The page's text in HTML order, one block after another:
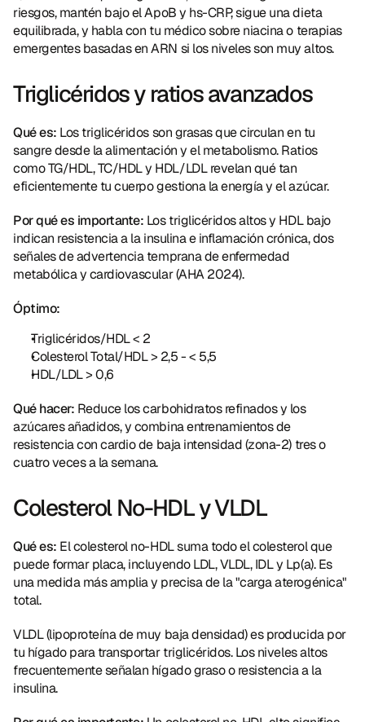
riesgos, mantén bajo el ApoB y hs-CRP, sigue una dieta
equilibrada, y habla con tu médico sobre niacina o terapias
emergentes basadas en ARN si los niveles son muy altos.
Triglicéridos y ratios avanzados
Qué es: Los triglicéridos son grasas que circulan en tu
sangre desde la alimentación y el metabolismo. Ratios
como TG/HDL, TC/HDL y HDL/LDL revelan qué tan
eficientemente tu cuerpo gestiona la energía y el azúcar.
Por qué es importante: Los triglicéridos altos y HDL bajo
indican resistencia a la insulina e inflamación crónica, dos
señales de advertencia temprana de enfermedad
metabólica y cardiovascular (AHA 2024).
Óptimo:
Triglicéridos/HDL < 2
Colesterol Total/HDL > 2,5 - < 5,5
HDL/LDL > 0,6
Qué hacer: Reduce los carbohidratos refinados y los
azúcares añadidos, y combina entrenamientos de
resistencia con cardio de baja intensidad (zona-2) tres o
cuatro veces a la semana.
Colesterol No-HDL y VLDL
Qué es: El colesterol no-HDL suma todo el colesterol que
puede formar placa, incluyendo LDL, VLDL, IDL y Lp(a). Es
una medida más amplia y precisa de la "carga aterogénica"
total.
VLDL (lipoproteína de muy baja densidad) es producida por
tu hígado para transportar triglicéridos. Los niveles altos
frecuentemente señalan hígado graso o resistencia a la
insulina.